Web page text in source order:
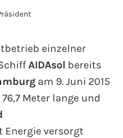
einzelner
AIDAsol bereits
am 9. Juni 2015
Meter lange und
versorgt